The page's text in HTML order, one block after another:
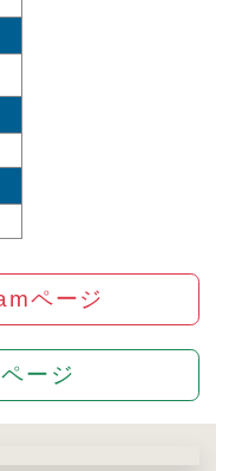
ページ
ージ